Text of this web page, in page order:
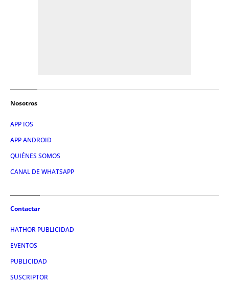
Nosotros
APP IOS
APP ANDROID
QUIÉNES SOMOS
CANAL DE WHATSAPP
Contactar
HATHOR PUBLICIDAD
EVENTOS
PUBLICIDAD
SUSCRIPTOR